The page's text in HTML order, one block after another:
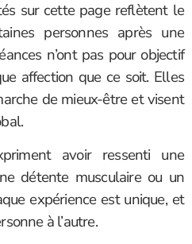
sur cette page reflètent le
personnes après une
n’ont pas pour objectif
affection que ce soit. Elles
de mieux-être et visent
avoir ressenti une
détente musculaire ou un
expérience est unique, et
à l’autre.